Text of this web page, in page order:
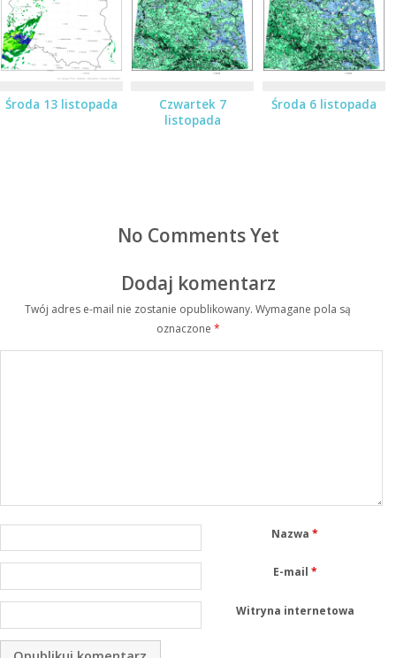
Środa 13 listopada
Czwartek 7
listopada
Środa 6 listopada
No Comments Yet
Dodaj komentarz
Twój adres e-mail nie zostanie opublikowany. Wymagane pola są
oznaczone *
Nazwa*
E-mail *
Witryna internetowa